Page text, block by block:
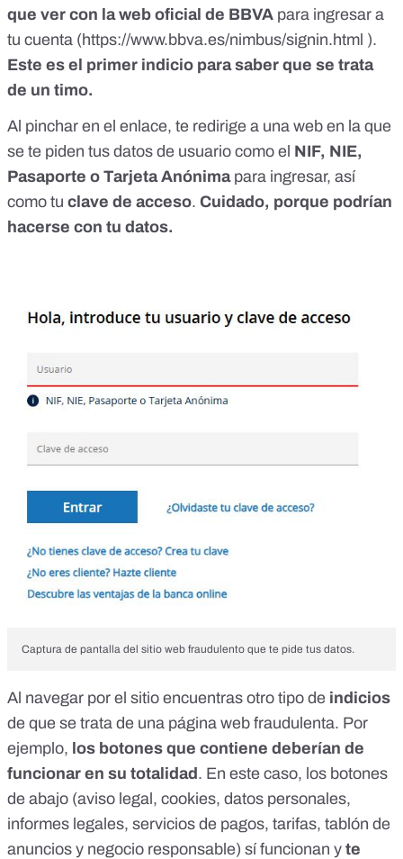
que ver con la web oficial de BBVA para ingresar a
tu cuenta (https://www.bbva.es/nimbus/signin.html ).
Este es el primer indicio para saber que se trata
de un timo.
Al pinchar en el enlace, te redirige a una web en la que
se te piden tus datos de usuario como el NIF, NIE,
Pasaporte o Tarjeta Anónimapara ingresar, así
como tu clave de acceso. Cuidado, porque podrían
hacerse con tu datos.
Captura de pantalla del sitio web fraudulento que te pide tus datos.
Al navegar por el sitio encuentras otro tipo de indicios
de que se trata de una página web fraudulenta. Por
ejemplo, los botones que contiene deberían de
funcionar en su totalidad. En este caso, los botones
de abajo (aviso legal, cookies, datos personales,
informes legales, servicios de pagos, tarifas, tablón de
anuncios y negocio responsable) sí funcionan y te